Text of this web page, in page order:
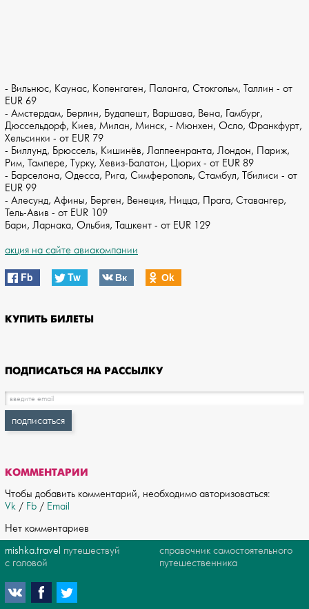
- Вильнюс, Каунас, Копенгаген, Паланга, Стокгольм, Таллин - от
EUR 69
- Амстердам, Берлин, Будапешт, Варшава, Вена, Гамбург,
Дюссельдорф, Киев, Милан, Минск, - Мюнхен, Осло, Франкфурт,
Хельсинки - от EUR 79
- Биллунд, Брюссель, Кишинёв, Лаппеенранта, Лондон, Париж,
Рим, Тампере, Турку, Хевиз-Балатон, Цюрих - от EUR 89
- Барселона, Одесса, Рига, Симферополь, Стамбул, Тбилиси - от
EUR 99
- Алесунд, Афины, Берген, Венеция, Ницца, Прага, Ставангер,
Тель-Авив - от EUR 109
Бари, Ларнака, Ольбия, Ташкент - от EUR 129
акция на сайте авиакомпании
Fb Tw Вк Оk
КУПИТЬ БИЛЕТЫ
ПОДПИСАТЬСЯ НА РАССЫЛКУ
КОММЕНТАРИИ
Чтобы добавить комментарий, необходимо авторизоваться:
Vk / Fb / Email
Нет комментариев
mishka.travel путешествуй
с головой
справочник самостоятельного
путешественника